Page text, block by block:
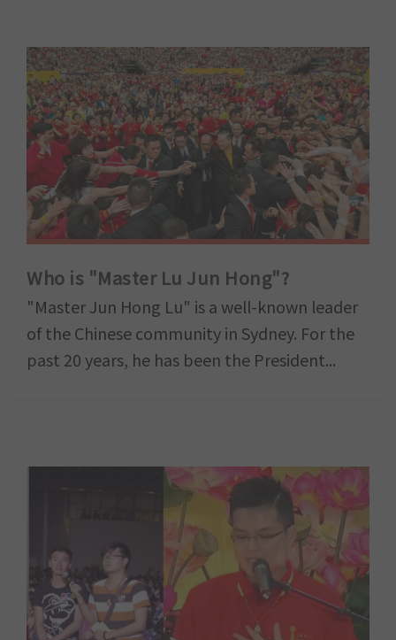
Who is "Master Lu Jun Hong"?
"Master Jun Hong Lu" is a well-known leader
of the Chinese community in Sydney. For the
past 20 years, he has been the President...